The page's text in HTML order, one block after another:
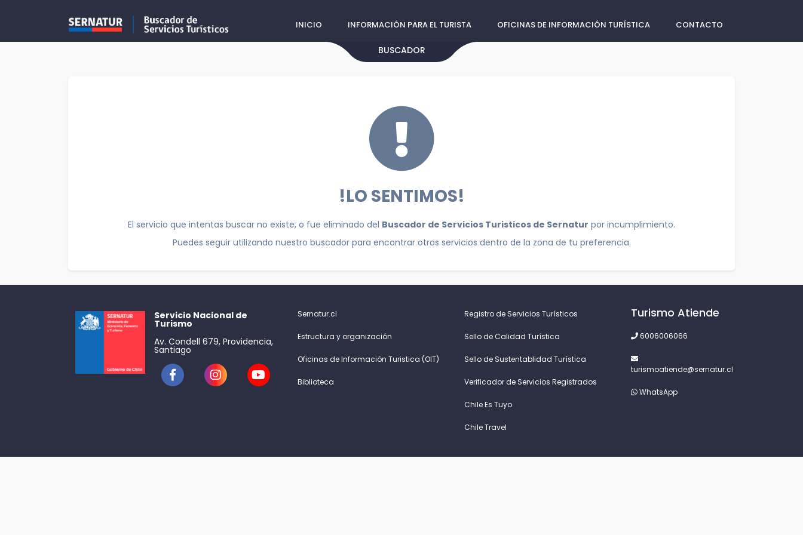
INICIO INFORMACIÓN PARA EL TURISTA OFICINAS DE INFORMACIÓN TURÍSTICA CONTACTO
BUSCADOR
!LO SENTIMOS!
El servicio que intentas buscar no existe, o fue eliminado del Buscador de Servicios Turisticos de Sernatur por incumplimiento.
Puedes seguir utilizando nuestro buscador para encontrar otros servicios dentro de la zona de tu preferencia.
Servicio Nacional de
Turismo
Av. Condell 679, Providencia,
Santiago
Sernatur.cl
Estructura y organización
Oficinas de Información Turistica (OIT)
Biblioteca
Registro de Servicios Turísticos
Sello de Calidad Turística
Sello de Sustentablidad Turística
Verificador de Servicios Registrados
Chile Es Tuyo
Chile Travel
Turismo Atiende
6006006066
turismoatiende@sernatur.cl
WhatsApp